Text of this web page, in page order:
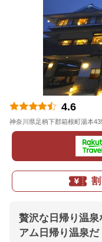
4.6
神奈川県足柄下郡箱根町湯本
贅沢な日帰り温泉
アム日帰り温泉だ